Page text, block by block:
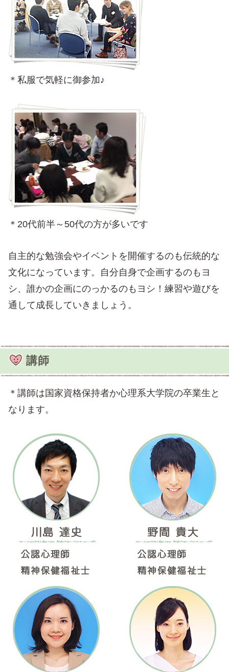
＊私服で気軽に御参加♪
＊20代前半～50代の方が多いです
自主的な勉強会やイベントを開催するのも伝統的な
文化になっています。自分自身で企画するのもヨ
シ、誰かの企画にのっかるのもヨシ！練習や遊びを
通して成長していきましょう。
講師
＊講師は国家資格保持者か心理系大学院の卒業生と
なります。